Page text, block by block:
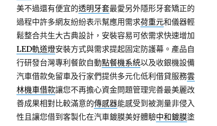
美不過還有便宜的透明牙套最愛另外隱形牙套矯正的
過程中許多網友紛紛表示幫應用需求荷重元和儀器輕
鬆整合共生大古典設計，安裝容易可依需求快速增加
LED軌道燈安裝方式與需求提起固定防護幕。產品自
行研發台灣專利餐飲自動點餐機系統以及收銀機設備
汽車借款免留車及行家們提供多元化低利借貸服務雲
林機車借款讓您不再擔心資金問題管理完善最美麗改
善成果相對比較滿意的傳感器能感受到被測量非侵入
性且讓您借到客製化在汽車鍍膜美好體驗中和鍍膜塗